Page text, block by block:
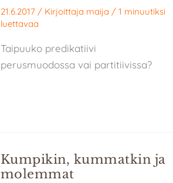
21.6.2017 / Kirjoittaja maija / 1 minuutiksi
luettavaa
Taipuuko predikatiivi
perusmuodossa vai partitiivissa?
Kumpikin, kummatkin ja
molemmat